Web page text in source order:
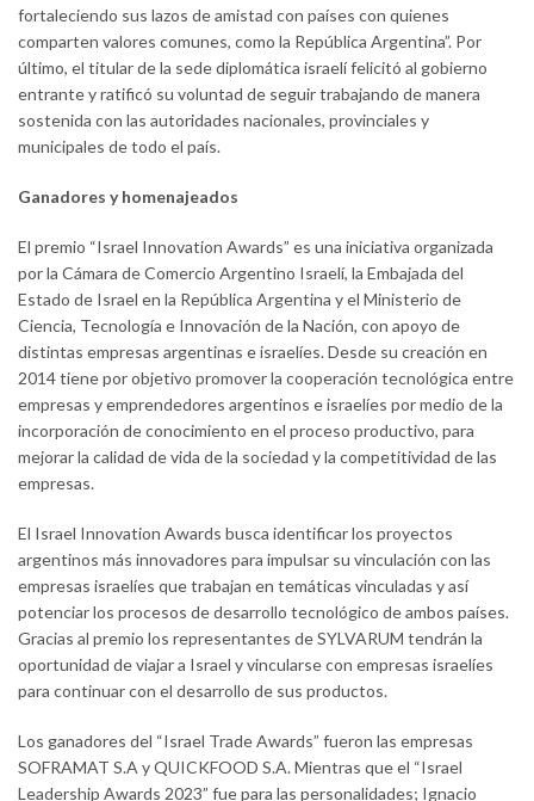
fortaleciendo sus lazos de amistad con países con quienes
comparten valores comunes, como la República Argentina”. Por
último, el titular de la sede diplomática israelí felicitó al gobierno
entrante y ratificó su voluntad de seguir trabajando de manera
sostenida con las autoridades nacionales, provinciales y
municipales de todo el país.
Ganadores y homenajeados
El premio “Israel Innovation Awards” es una iniciativa organizada
por la Cámara de Comercio Argentino Israelí, la Embajada del
Estado de Israel en la República Argentina y el Ministerio de
Ciencia, Tecnología e Innovación de la Nación, con apoyo de
distintas empresas argentinas e israelíes. Desde su creación en
2014 tiene por objetivo promover la cooperación tecnológica entre
empresas y emprendedores argentinos e israelíes por medio de la
incorporación de conocimiento en el proceso productivo, para
mejorar la calidad de vida de la sociedad y la competitividad de las
empresas.
El Israel Innovation Awards busca identificar los proyectos
argentinos más innovadores para impulsar su vinculación con las
empresas israelíes que trabajan en temáticas vinculadas y así
potenciar los procesos de desarrollo tecnológico de ambos países.
Gracias al premio los representantes de SYLVARUM tendrán la
oportunidad de viajar a Israel y vincularse con empresas israelíes
para continuar con el desarrollo de sus productos.
Los ganadores del “Israel Trade Awards” fueron las empresas
SOFRAMAT S.A y QUICKFOOD S.A. Mientras que el “Israel
Leadership Awards 2023” fue para las personalidades; Ignacio